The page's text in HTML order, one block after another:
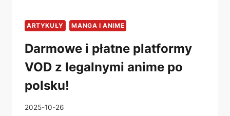
ARTYKUŁY MANGA I ANIME
Darmowe i płatne platformy
VOD z legalnymi anime po
polsku!
2025-10-26